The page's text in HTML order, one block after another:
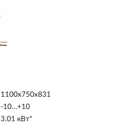
1100х750х831
-10…+10
3.01 кВт*